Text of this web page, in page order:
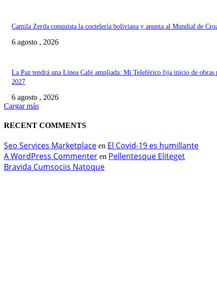
Camila Zerda conquista la coctelería boliviana y apunta al Mundial de
6 agosto , 2026
La Paz tendrá una Línea Café ampliada: Mi Teleférico fija inicio de obras
2027
6 agosto , 2026
Cargar más
RECENT COMMENTS
Seo Services Marketplace en El Covid-19 es humillante
A WordPress Commenter en Pellentesque Eliteget
Bravida Cumsociis Natoque